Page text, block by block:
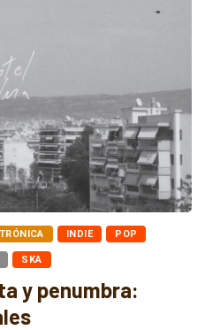
INDIE POP
SKA
y penumbra: